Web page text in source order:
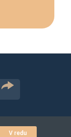
V redu